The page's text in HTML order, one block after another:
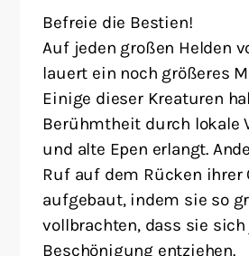
Befreie die Bestien!
Auf jeden großen Helden
lauert ein noch größeres
Einige dieser Kreaturen
Berühmtheit durch lokale
und alte Epen erlangt.
Ruf auf dem Rücken ihrer
aufgebaut, indem sie so
vollbrachten, dass sie
Beschönigung entziehen.